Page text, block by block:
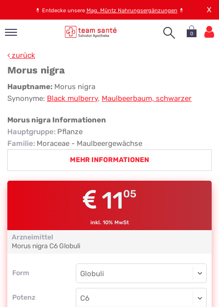
💊 Entdecke unsere Mag. Müntz Nahrungsergänzungen 💊 X
0
zurück
Morus nigra
Morus
nigra
Hauptname: Morus nigra
Synonyme: Black mulberry, Maulbeerbaum, schwarzer
Morus nigra Informationen
Hauptgruppe: Pflanze
Familie: Moraceae - Maulbeergewächse
MEHR INFORMATIONEN
1105
inkl. 10% MwSt
Arzneimittel
Morus nigra C6 Globuli
Form
Form
Potenz
Globuli
C6